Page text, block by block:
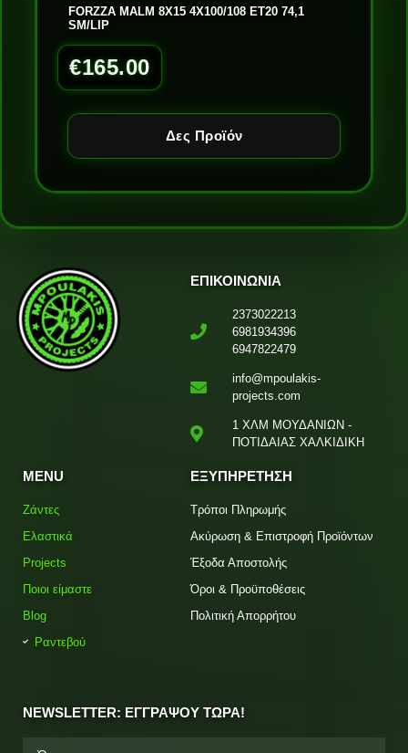
FORZZA MALM 8X15 4X100/108 ET20 74,1
SM/LIP
€165.00
Δες Προϊόν
ΕΠΙΚΟΙΝΩΝΙΑ
2373022213
6981934396
6947822479
info@mpoulakis-
projects.com
1 ΧΛΜ ΜΟΥΔΑΝΙΩΝ -
ΠΟΤΙΔΑΙΑΣ ΧΑΛΚΙΔΙΚΗ
MENU
Ζάντες
Ελαστικά
Projects
Ποιοι είμαστε
Blog
Ραντεβού
ΕΞΥΠΗΡΕΤΗΣΗ
Τρόποι Πληρωμής
Ακύρωση & Επιστροφή Προϊόντων
Έξοδα Αποστολής
Όροι & Προϋποθέσεις
Πολιτική Απορρήτου
NEWSLETTER: ΕΓΓΡΑΨΟΥ ΤΩΡΑ!